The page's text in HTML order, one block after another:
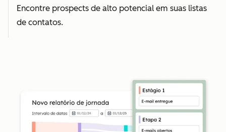
Encontre prospects de alto potencial em suas listas
de contatos.